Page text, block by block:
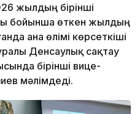
жылдың бірінші
бойынша өткен жылдың
ана өлімі көрсеткіші
Денсаулық сақтау
бірінші вице-
мәлімдеді.